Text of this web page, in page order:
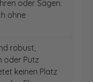
oder Sägen.
ohne
robust,
oder Putz
keinen Platz